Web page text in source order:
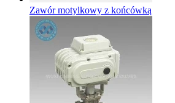
Zawór motylkowy z końcówką